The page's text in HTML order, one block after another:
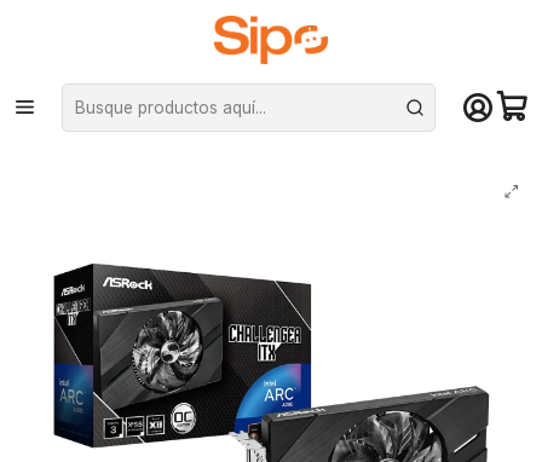
¡Compra hasta mediodía y recibe hoy! De lunes a sábado en el gran
Santiago. Envío gratis desde $29.990
Inicio Componentes PC Tarjeta de vídeo Intel ARC
Tarjeta de Video ASRock Intel Arc A380 Challenger ITX 6GB OC GDDR6